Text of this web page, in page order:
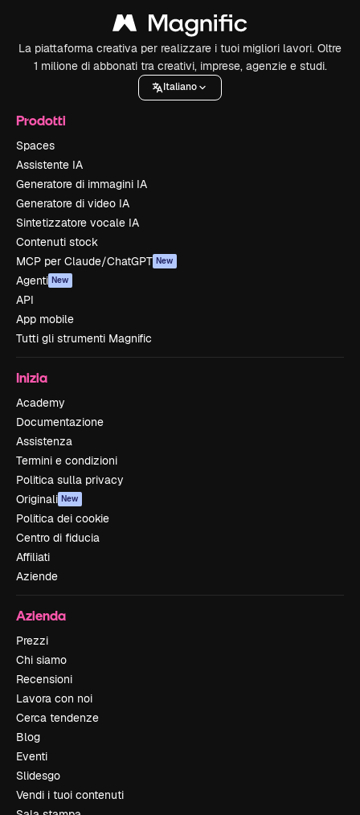
La piattaforma creativa per realizzare i tuoi migliori lavori. Oltre
1 milione di abbonati tra creativi, imprese, agenzie e studi.
Italiano
Prodotti
Spaces
Assistente IA
Generatore di immagini IA
Generatore di video IA
Sintetizzatore vocale IA
Contenuti stock
MCP per Claude/ChatGPT New
Agenti New
API
App mobile
Tutti gli strumenti Magnific
Inizia
Academy
Documentazione
Assistenza
Termini e condizioni
Politica sulla privacy
Originali New
Politica dei cookie
Centro di fiducia
Affiliati
Aziende
Azienda
Prezzi
Chi siamo
Recensioni
Lavora con noi
Cerca tendenze
Blog
Eventi
Slidesgo
Vendi i tuoi contenuti